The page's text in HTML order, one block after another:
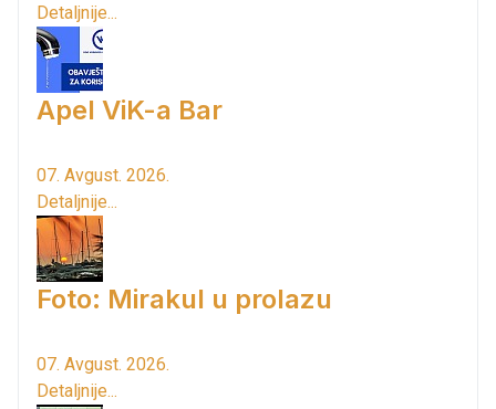
Detaljnije...
Apel ViK-a Bar
07. Avgust. 2026.
Detaljnije...
Foto: Mirakul u prolazu
07. Avgust. 2026.
Detaljnije...